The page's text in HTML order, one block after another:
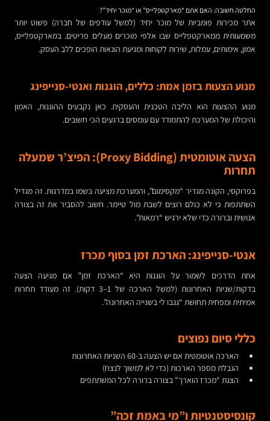
החלטה חשובה: האם אתם “מארקטפלייס” או “מוכר יחיד”?
אתר מכירות פומביות של מוכר יחיד (למשל עודפים של חברה) פשוט יותר
משמעותית ממארקטפלייס שבו אלפי מוכרים מעלים פריטים. במארקטפלייס,
אמון, אימותים, עמלות, שירות לקוחות ומניעת הונאות הופכים ללב העסק.
מנוע הצעות בזמן אמת: כללים, הוגנות ואנטי-סנייפינג
מנוע ההצעות הוא הליבה הטכנית והעסקית. כאן נקבעים ההוגנות, האמון
והיכולת של המערכת להתמודד עם עומסים ברגעים הכי חשובים.
הצעה אוטומטית (Proxy Bidding): הפיצ’ר שמעלה
תחרות
בפרוקסי, הקונה מגדיר “מקסימום”, והמערכת מציעה בשמו במדרגות. זה מגדיל
השתתפות כי לא כולם רוצים לשבת מול טיימר. חשוב להסביר את זה בצורה
אנושית וברורה כדי שלא ירגיש “רמאות”.
אנטי-סנייפינג: הארכת זמן בסוף מכרז
אחת הדרכים לשמור על הוגנות היא “הארכת זמן” אם מגיעה הצעה
בדקות/שניות האחרונות (למשל הארכה של 1–3 דקות). זה מעודד תחרות
אמיתית ומפחית תחושת “גנבו לי בשנייה האחרונה”.
כללי סיום נפוצים
הארכה אוטומטית אם יש הצעה ב-60 השניות האחרונות
הגבלת מספר הארכות (כדי לא למשוך לנצח)
הצגת “מכרז הוארך” בצורה ברורה לכל המשתתפים
קונסיסטנטיות ו”מי באמת זכה”